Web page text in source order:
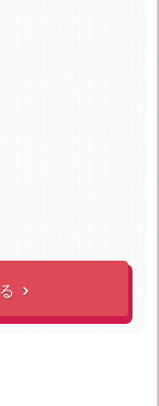
るため他には
す。人と絶対被
ンド服に関し
